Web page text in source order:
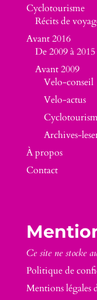
Cyclotourisme
Récits de
Avant 2016
De 2009 à 2015
Avant 2009
Velo-conseil
Velo-actus
Archives-
À propos
Contact
Ce site ne stocke
Politique de
Mentions légales